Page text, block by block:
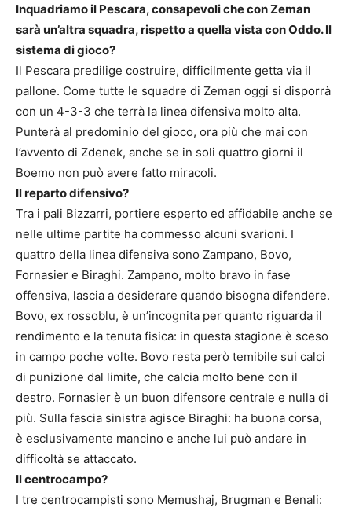
Inquadriamo il Pescara, consapevoli che con Zeman
sarà un’altra squadra, rispetto a quella vista con Oddo. Il
sistema di gioco?
Il Pescara predilige costruire, difficilmente getta via il
pallone. Come tutte le squadre di Zeman oggi si disporrà
con un 4-3-3 che terrà la linea difensiva molto alta.
Punterà al predominio del gioco, ora più che mai con
l’avvento di Zdenek, anche se in soli quattro giorni il
Boemo non può avere fatto miracoli.
Il reparto difensivo?
Tra i pali Bizzarri, portiere esperto ed affidabile anche se
nelle ultime partite ha commesso alcuni svarioni. I
quattro della linea difensiva sono Zampano, Bovo,
Fornasier e Biraghi. Zampano, molto bravo in fase
offensiva, lascia a desiderare quando bisogna difendere.
Bovo, ex rossoblu, è un’incognita per quanto riguarda il
rendimento e la tenuta fisica: in questa stagione è sceso
in campo poche volte. Bovo resta però temibile sui calci
di punizione dal limite, che calcia molto bene con il
destro. Fornasier è un buon difensore centrale e nulla di
più. Sulla fascia sinistra agisce Biraghi: ha buona corsa,
è esclusivamente mancino e anche lui può andare in
difficoltà se attaccato.
Il centrocampo?
I tre centrocampisti sono Memushaj, Brugman e Benali: